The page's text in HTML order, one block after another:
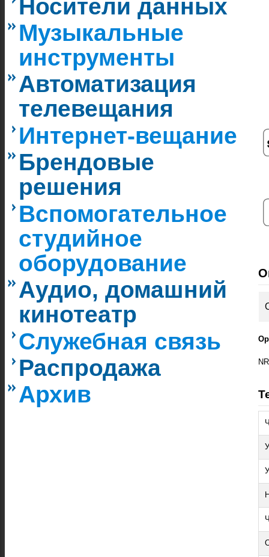
Носители данных
Музыкальные
инструменты
Автоматизация
телевещания
Интернет-вещание
Брендовые
решения
Вспомогательное
студийное
оборудование
Аудио, домашний
кинотеатр
Служебная связь
Распродажа
Архив